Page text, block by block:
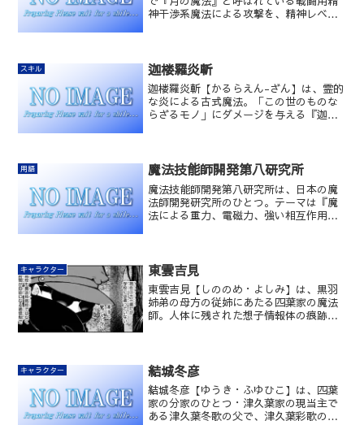
神干渉系魔法による攻撃を、精神レベル
意としている。
スキル 迦楼羅炎斬
迦楼羅炎斬【かるらえん-ざん】は、霊的
な炎による古式魔法。「この世のものな
らざるモノ」にダメージを与える『迦楼
用語 魔法技能師開発第八研究所
魔法技能師開発第八研究所は、日本の魔
法師開発研究所のひとつ。テーマは『魔
法による重力、電磁力、強い相互作用、
キャラクター 東雲吉見
東雲吉見【しののめ・よしみ】は、黒羽
姉弟の母方の従姉にあたる四葉家の魔法
師。人体に残された想子情報体の痕跡を
キャラクター 結城冬彦
結城冬彦【ゆうき・ふゆひこ】は、四葉
家の分家のひとつ・津久葉家の現当主で
ある津久葉冬歌の父で、津久葉彩歌の